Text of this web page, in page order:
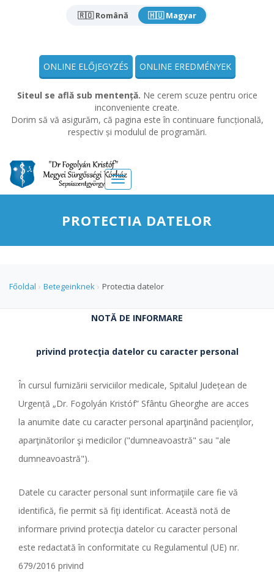
🇷🇴 Română 🇭🇺 Magyar
ONLINE ELŐJEGYZÉS ONLINE EREDMÉNYEK
Siteul se află sub mentență. Ne cerem scuze pentru orice
inconveniente create.
Dorim să vă asigurăm, că pagina este în continuare funcțională,
respectiv și modulul de programări.
Meniu
PROTECTIA DATELOR
Főoldal › Betegeinknek › Protectia datelor
NOTĂ DE INFORMARE
privind protecţia datelor cu caracter personal
În cursul furnizării serviciilor medicale, Spitalul Județean de
Urgență „Dr. Fogolyán Kristóf” Sfântu Gheorghe are acces
la anumite date cu caracter personal aparţinând pacienţilor,
aparţinătorilor şi medicilor ("dumneavoastră" sau "ale
dumneavoastră").
Datele cu caracter personal sunt informaţiile care fie vă
identifică, fie permit să fiţi identificat. Această notă de
informare privind protecţia datelor cu caracter personal
este redactată în conformitate cu Regulamentul (UE) nr.
679/2016 privind